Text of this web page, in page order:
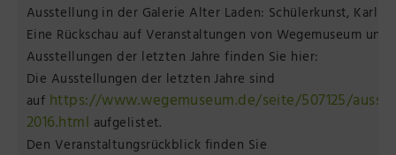
Ausstellung in der Galerie Alter Laden: Schülerkunst, Karl-
Eine Rückschau auf Veranstaltungen von Wegemuseum
Ausstellungen der letzten Jahre finden Sie hier:
Die Ausstellungen der letzten Jahre sind
auf https://www.wegemuseum.de/seite/507125/
2016.html aufgelistet.
Den Veranstaltungsrückblick finden Sie